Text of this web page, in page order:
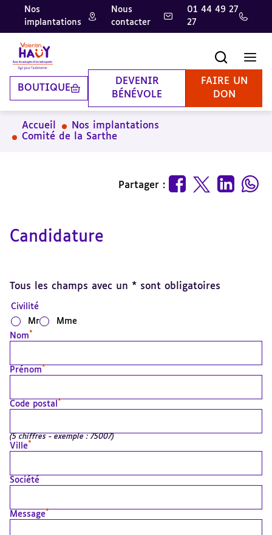
Aller
contenu
principal
Aller
pied
de
page
Aller
la
recherche
Nos
implantations
Nous
contacter
01 44 49 27
27
BOUTIQUE
DEVENIR
BÉNÉVOLE
FAIRE UN
DON
Accueil
Nos implantations
Comité de la Sarthe
Partager :
Candidature
Tous les champs avec un * sont obligatoires
Civilité
Mr
Mme
Nom *
Prénom *
Code postal *
(5 chiffres - exemple : 75007)
Ville *
Société
Message *